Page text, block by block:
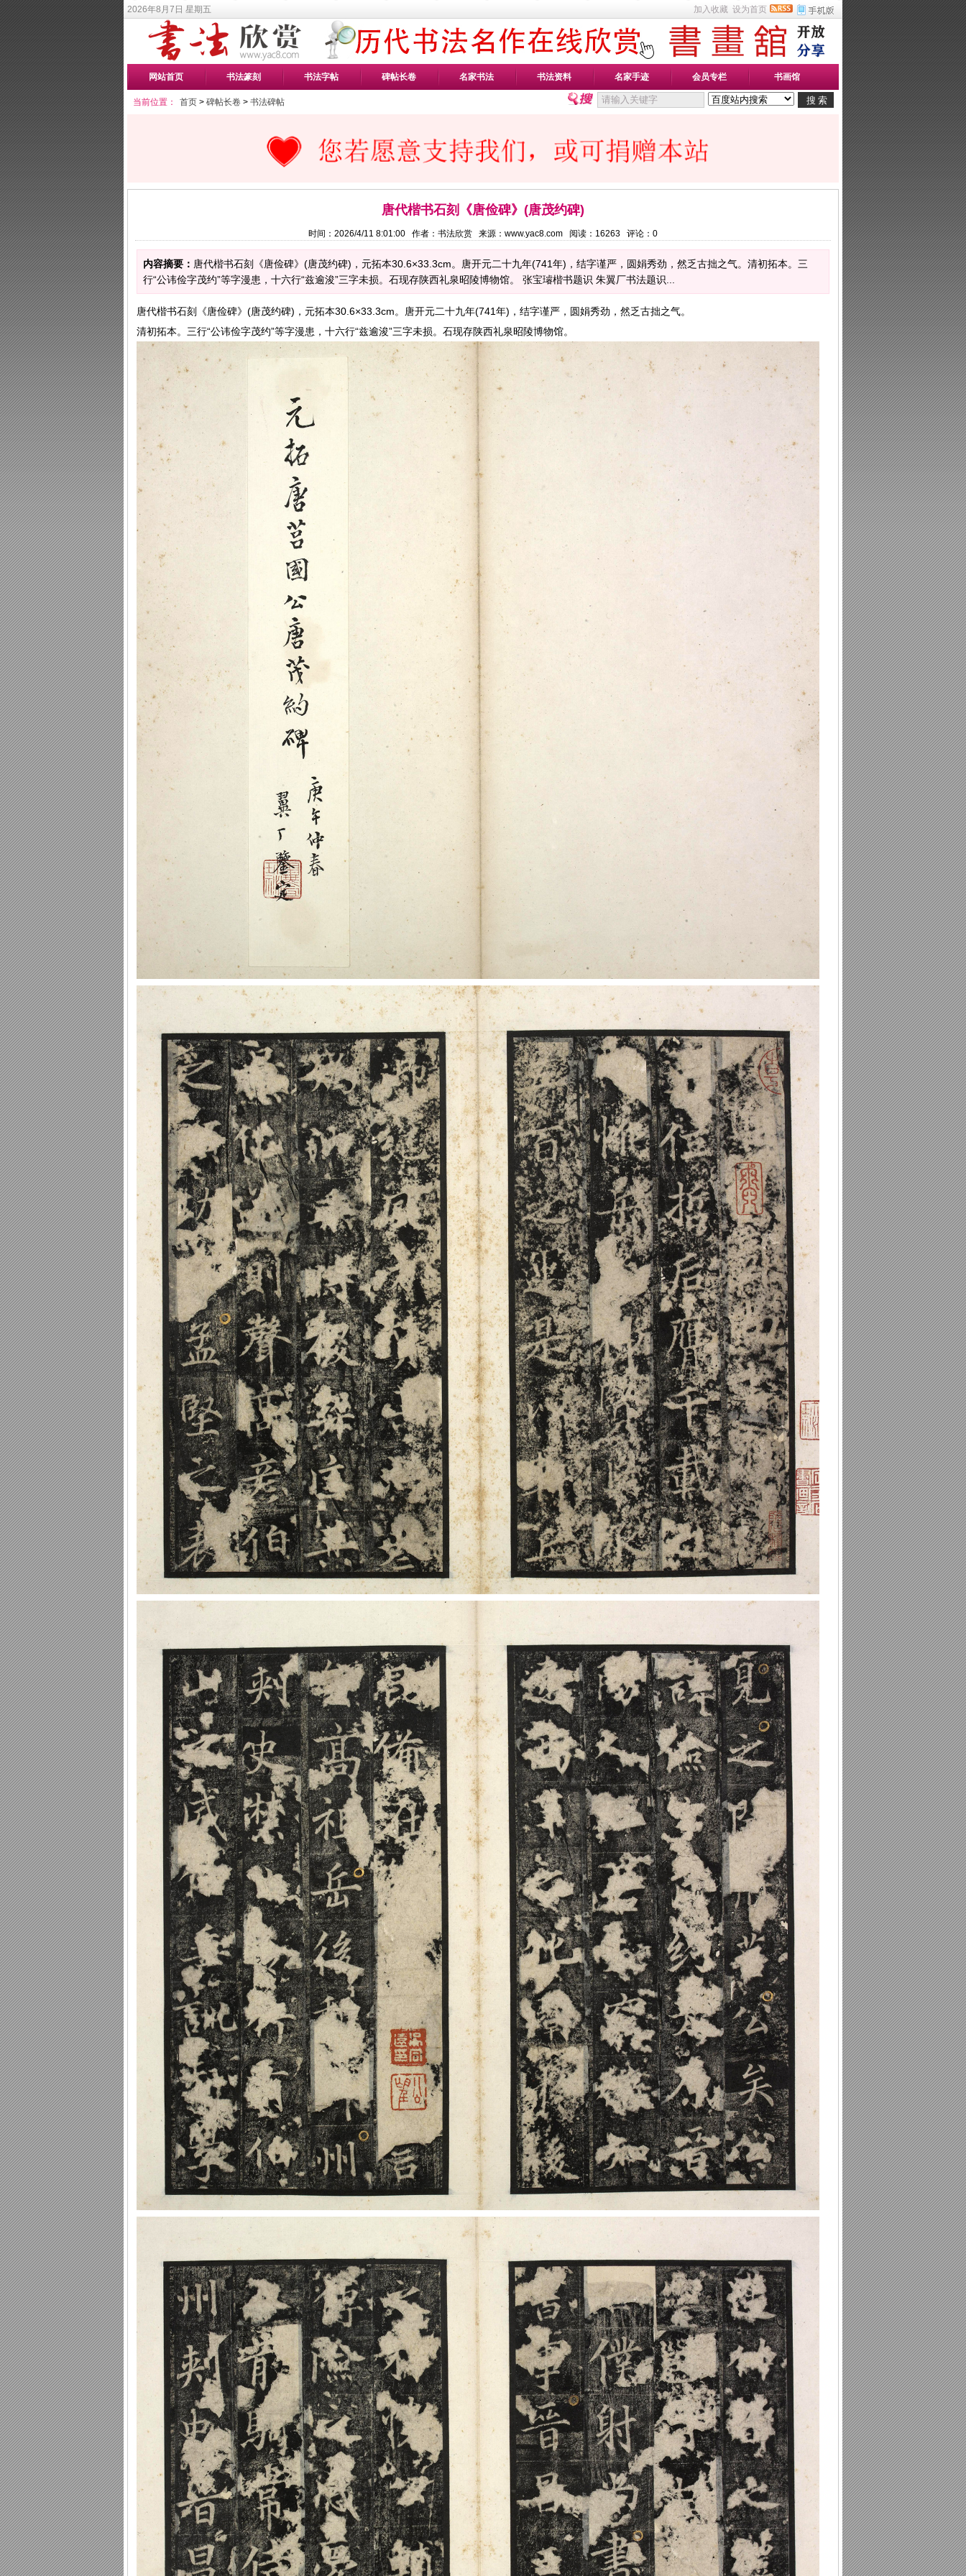
2026年8月7日 星期五 加入收藏 设为首页
网站首页 书法篆刻 书法字帖 碑帖长卷 名家书法 书法资料 名家手迹 会员专栏 书画馆
当前位置： 首页 > 碑帖长卷 > 书法碑帖
唐代楷书石刻《唐俭碑》(唐茂约碑)
时间：2026/4/11 8:01:00 作者：书法欣赏 来源：www.yac8.com 阅读： 16263 评论： 0
内容摘要： 唐代楷书石刻《唐俭碑》(唐茂约碑)，元拓本30.6×33.3cm。唐开元二十九年(741年)，结字谨严，圆娟秀劲，然乏古拙之气。清初拓本。三
行“公讳俭字茂约”等字漫患，十六行“兹逾浚”三字未损。石现存陕西礼泉昭陵博物馆。 张宝璿楷书题识 朱翼厂书法题识...
唐代楷书石刻《唐俭碑》(唐茂约碑)，元拓本30.6×33.3cm。唐开元二十九年(741年)，结字谨严，圆娟秀劲，然乏古拙之气。
清初拓本。三行“公讳俭字茂约”等字漫患，十六行“兹逾浚”三字未损。石现存陕西礼泉昭陵博物馆。